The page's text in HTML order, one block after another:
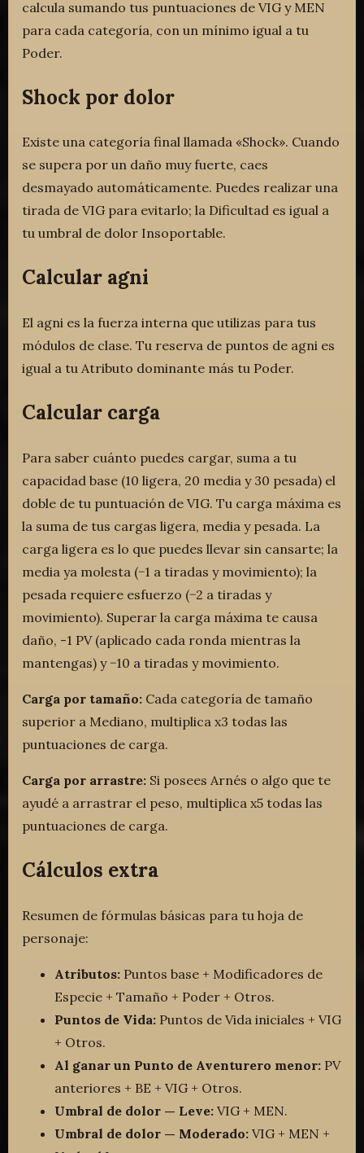
calcula sumando tus puntuaciones de VIG y MEN
para cada categoría, con un mínimo igual a tu
Poder.
Shock por dolor
Existe una categoría final llamada «Shock». Cuando
se supera por un daño muy fuerte, caes
desmayado automáticamente. Puedes realizar una
tirada de VIG para evitarlo; la Dificultad es igual a
tu umbral de dolor Insoportable.
Calcular agni
El agni es la fuerza interna que utilizas para tus
módulos de clase. Tu reserva de puntos de agni es
igual a tu Atributo dominante más tu Poder.
Calcular carga
Para saber cuánto puedes cargar, suma a tu
capacidad base (10 ligera, 20 media y 30 pesada) el
doble de tu puntuación de VIG. Tu carga máxima es
la suma de tus cargas ligera, media y pesada. La
carga ligera es lo que puedes llevar sin cansarte; la
media ya molesta (−1 a tiradas y movimiento); la
pesada requiere esfuerzo (−2 a tiradas y
movimiento). Superar la carga máxima te causa
daño, -1 PV (aplicado cada ronda mientras la
mantengas) y −10 a tiradas y movimiento.
Carga por tamaño: Cada categoría de tamaño
superior a Mediano, multiplica x3 todas las
puntuaciones de carga.
Carga por arrastre: Si posees Arnés o algo que te
ayudé a arrastrar el peso, multiplica x5 todas las
puntuaciones de carga.
Cálculos extra
Resumen de fórmulas básicas para tu hoja de
personaje:
Atributos: Puntos base + Modificadores de
Especie + Tamaño + Poder + Otros.
Puntos de Vida: Puntos de Vida iniciales + VIG
+ Otros.
Al ganar un Punto de Aventurero menor: PV
anteriores + BE + VIG + Otros.
Umbral de dolor — Leve: VIG + MEN.
Umbral de dolor — Moderado: VIG + MEN +